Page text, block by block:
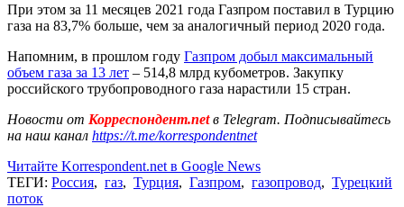
При этом за 11 месяцев 2021 года Газпром поставил в Турцию
газа на 83,7% больше, чем за аналогичный период 2020 года.
Напомним, в прошлом году Газпром добыл максимальный
объем газа за 13 лет – 514,8 млрд кубометров. Закупку
российского трубопроводного газа нарастили 15 стран.
Новости от Корреспондент.netв Telegram. Подписывайтесь
на наш канал https://t.me/korrespondentnet
Читайте Korrespondent.net в Google News
ТЕГИ: Россия, газ, Турция, Газпром, газопровод, Турецкий
поток